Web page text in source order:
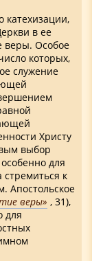
катехизации,
в ее
веры. Особое
которых,
служение
Христу
выбор
для
стремиться к
Апостольское
веры» , 31),
для